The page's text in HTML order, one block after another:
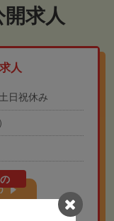
求人
人
土日祝休み